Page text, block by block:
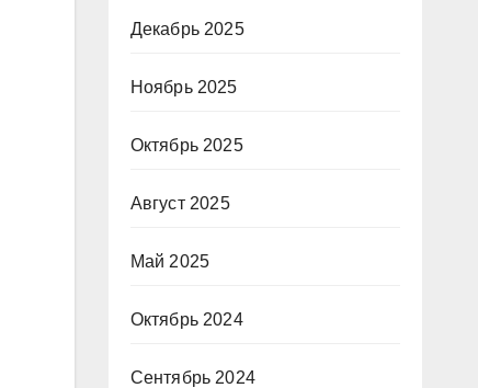
Декабрь 2025
Ноябрь 2025
Октябрь 2025
Август 2025
Май 2025
Октябрь 2024
Сентябрь 2024